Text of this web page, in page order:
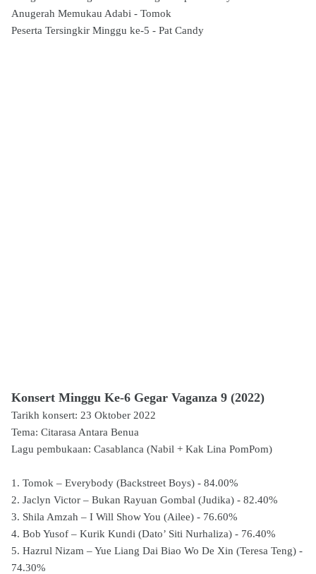
Anugerah Memukau Adabi - Tomok
Peserta Tersingkir Minggu ke-5 - Pat Candy
Konsert Minggu Ke-6 Gegar Vaganza 9 (2022)
Tarikh konsert: 23 Oktober 2022
Tema: Citarasa Antara Benua
Lagu pembukaan: Casablanca (Nabil + Kak Lina PomPom)
1. Tomok – Everybody (Backstreet Boys) - 84.00%
2. Jaclyn Victor – Bukan Rayuan Gombal (Judika) - 82.40%
3. Shila Amzah – I Will Show You (Ailee) - 76.60%
4. Bob Yusof – Kurik Kundi (Dato’ Siti Nurhaliza) - 76.40%
5. Hazrul Nizam – Yue Liang Dai Biao Wo De Xin (Teresa Teng) -
74.30%